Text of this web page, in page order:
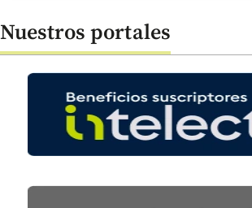
Nuestros portales